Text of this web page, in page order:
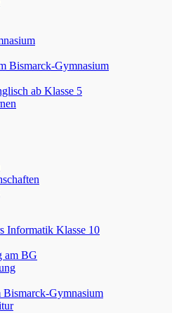
Bismarck-Gymnasium
ab Klasse 5
Informatik Klasse 10
am BG
Bismarck-Gymnasium